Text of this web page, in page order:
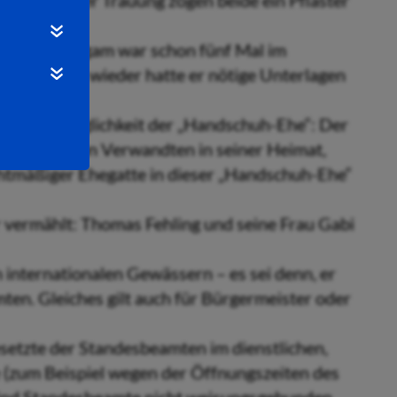
Ein Bräutigam war schon fünf Mal im
immer wieder hatte er nötige Unterlagen
die Möglichkeit der „Handschuh-Ehe“: Der
nahen Verwandten in seiner Heimat,
Ehegatte in dieser „Handschuh-Ehe“
Thomas Fehling und seine Frau Gabi
Gewässern – es sei denn, er
Gleiches gilt auch für Bürgermeister oder
der Standesbeamten im dienstlichen,
Beispiel wegen der Öffnungszeiten des